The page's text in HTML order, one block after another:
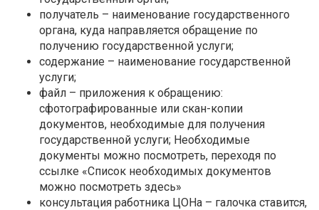
получатель – наименование государственного
органа, куда направляется обращение по
получению государственной услуги;
содержание – наименование государственной
услуги;
файл – приложения к обращению:
сфотографированные или скан-копии
документов, необходимые для получения
государственной услуги; Необходимые
документы можно посмотреть, переходя по
ссылке «Список необходимых документов
можно посмотреть здесь»
консультация работника ЦОНа – галочка ставится,